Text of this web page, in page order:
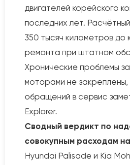
двигателей корейского
последних лет.
350 тысяч километров до
ремонта при штатном
Хронические проблемы
моторами не закреплены,
обращений в сервис
Explorer.
Сводный вердикт по
совокупным расходам
Hyundai Palisade и Kia